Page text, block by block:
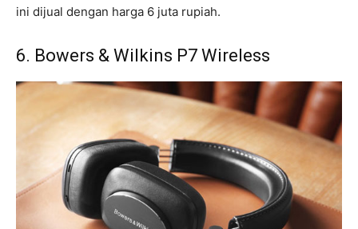
ini dijual dengan harga 6 juta rupiah.
6. Bowers & Wilkins P7 Wireless